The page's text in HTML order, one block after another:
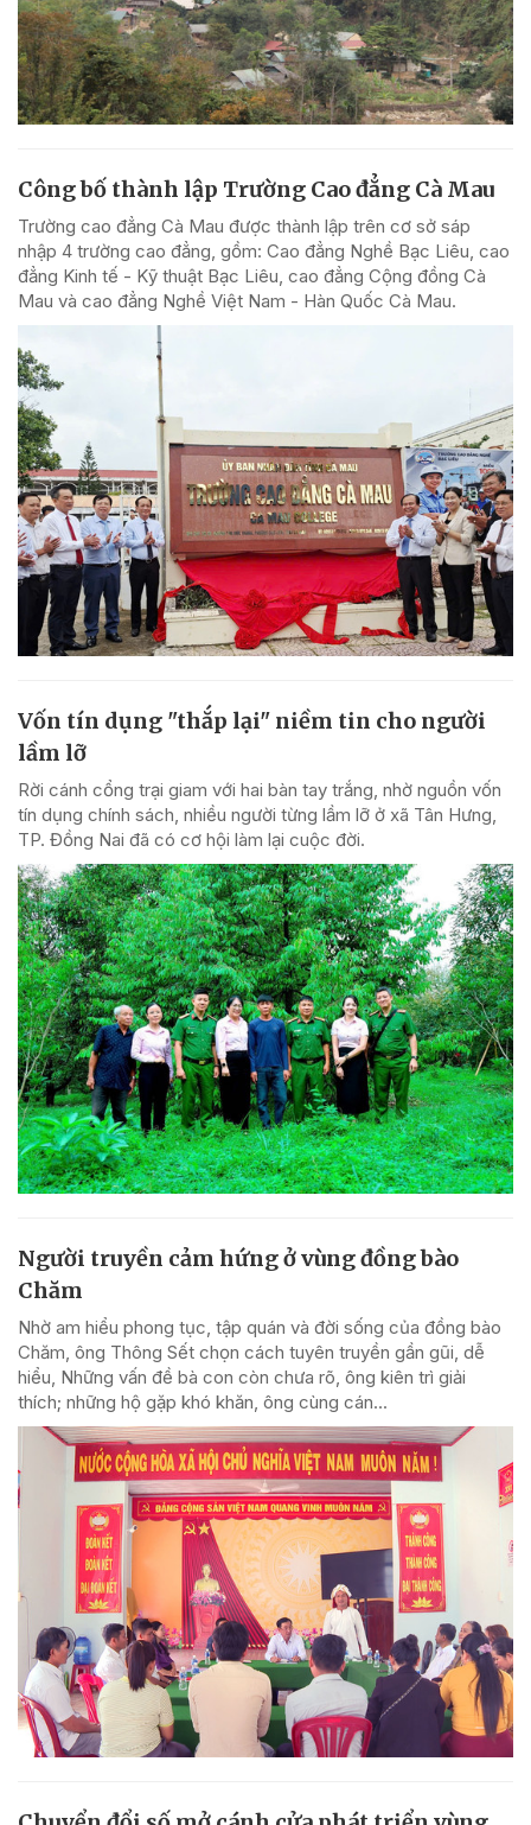
Công bố thành lập Trường Cao đẳng Cà Mau
Trường cao đẳng Cà Mau được thành lập trên cơ sở sáp
nhập 4 trường cao đẳng, gồm: Cao đẳng Nghề Bạc Liêu, cao
đẳng Kinh tế - Kỹ thuật Bạc Liêu, cao đẳng Cộng đồng Cà
Mau và cao đẳng Nghề Việt Nam - Hàn Quốc Cà Mau.
Vốn tín dụng "thắp lại" niềm tin cho người
lầm lỡ
Rời cánh cổng trại giam với hai bàn tay trắng, nhờ nguồn vốn
tín dụng chính sách, nhiều người từng lầm lỡ ở xã Tân Hưng,
TP. Đồng Nai đã có cơ hội làm lại cuộc đời.
Người truyền cảm hứng ở vùng đồng bào
Chăm
Nhờ am hiểu phong tục, tập quán và đời sống của đồng bào
Chăm, ông Thông Sết chọn cách tuyên truyền gần gũi, dễ
hiểu, Những vấn đề bà con còn chưa rõ, ông kiên trì giải
thích; những hộ gặp khó khăn, ông cùng cán...